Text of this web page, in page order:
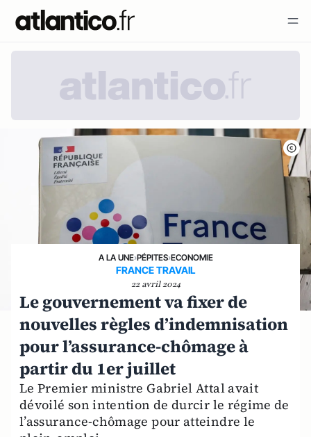
A LA UNE›PÉPITES›ECONOMIE
FRANCE TRAVAIL
22 avril 2024
Le gouvernement va fixer de
nouvelles règles d’indemnisation
pour l’assurance-chômage à
partir du 1er juillet
Le Premier ministre Gabriel Attal avait
dévoilé son intention de durcir le régime de
l’assurance-chômage pour atteindre le